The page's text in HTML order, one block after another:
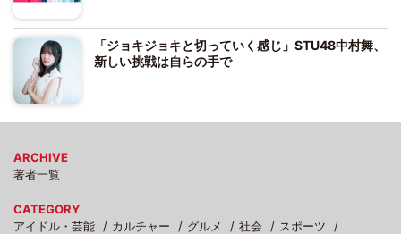
「ジョキジョキと切っていく感じ」STU48中村舞、
新しい挑戦は自らの手で
ARCHIVE
著者一覧
CATEGORY
アイドル・芸能
カルチャー グルメ 社会
スポーツ